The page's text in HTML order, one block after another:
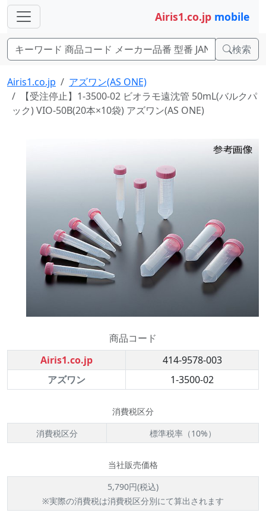
Airis1.co.jp mobile
検索
Airis1.co.jp
アズワン(AS ONE)
【受注停止】1-3500-02 ビオラモ遠沈管 50mL(バルクパ
ック) VIO-50B(20本×10袋) アズワン(AS ONE)
商品コード
Airis1.co.jp
414-9578-003
アズワン
1-3500-02
消費税区分
消費税区分
標準税率（10%）
当社販売価格
5,790円(税込)
※実際の消費税は消費税区分別にて算出されます